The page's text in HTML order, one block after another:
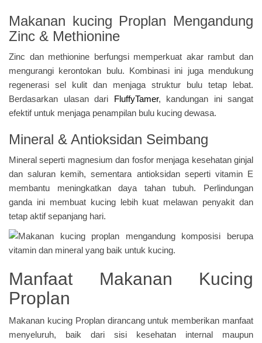
Makanan kucing Proplan Mengandung
Zinc & Methionine
Zinc dan methionine berfungsi memperkuat akar rambut dan
mengurangi kerontokan bulu. Kombinasi ini juga mendukung
regenerasi sel kulit dan menjaga struktur bulu tetap lebat.
Berdasarkan ulasan dari
FluffyTamer, kandungan ini sangat
efektif untuk menjaga penampilan bulu kucing dewasa.
Mineral & Antioksidan Seimbang
Mineral seperti magnesium dan fosfor menjaga kesehatan ginjal
dan saluran kemih, sementara antioksidan seperti vitamin E
membantu meningkatkan daya tahan tubuh. Perlindungan
ganda ini membuat kucing lebih kuat melawan penyakit dan
tetap aktif sepanjang hari.
Manfaat Makanan Kucing
Proplan
Makanan kucing Proplan dirancang untuk memberikan manfaat
menyeluruh, baik dari sisi kesehatan internal maupun